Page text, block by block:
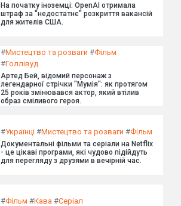
На початку іноземці: OpenAI отримала
штраф за "недостатнє" розкриття вакансій
для жителів США.
#Мистецтво та розваги #Фільм
#Голлівуд
Артед Бей, відомий персонаж з
легендарної стрічки "Мумія": як протягом
25 років змінювався актор, який втілив
образ сміливого героя.
#Українці #Мистецтво та розваги #Фільм
Документальні фільми та серіали на Netflix
- це цікаві програми, які чудово підійдуть
для перегляду з друзями в вечірній час.
#Фільм #Кава #Серіал